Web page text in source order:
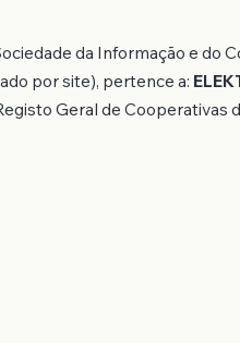
da Informação e do
por site), pertence a:
Geral de Cooperativas